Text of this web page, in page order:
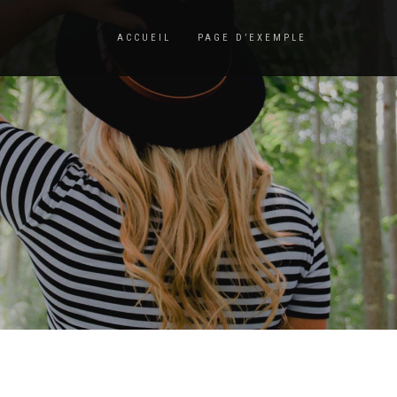
ACCUEIL PAGE D’EXEMPLE